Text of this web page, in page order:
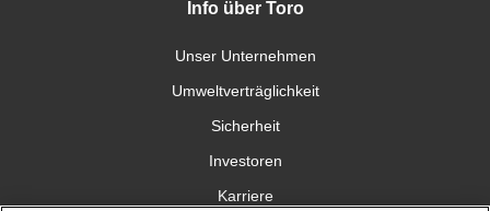
Info über Toro
Unser Unternehmen
Umweltverträglichkeit
Sicherheit
Investoren
Karriere